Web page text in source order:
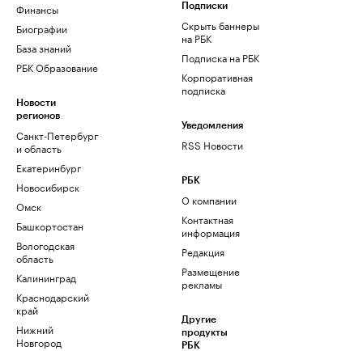
Финансы
Биографии
База знаний
РБК Образование
Новости
регионов
Санкт-Петербург
и область
Екатеринбург
Новосибирск
Омск
Башкортостан
Вологодская
область
Калининград
Краснодарский
край
Нижний
Новгород
Подписки
Скрыть баннеры
на РБК
Подписка на РБК
Корпоративная
подписка
Уведомления
RSS Новости
РБК
О компании
Контактная
информация
Редакция
Размещение
рекламы
Другие
продукты
РБК